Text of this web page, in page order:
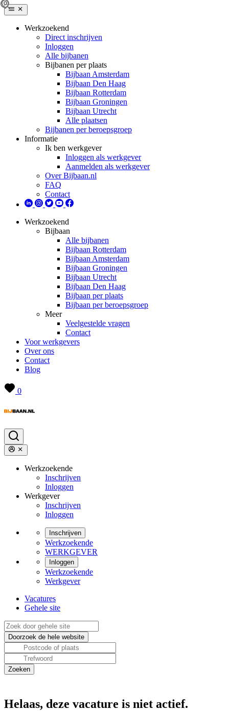
Werkzoekend
Direct inschrijven
Inloggen
Alle bijbanen
Bijbanen per plaats
Bijbaan Amsterdam
Bijbaan Den Haag
Bijbaan Rotterdam
Bijbaan Groningen
Bijbaan Utrecht
Alle plaatsen
Bijbanen per beroepsgroep
Informatie
Ik ben werkgever
Inloggen als werkgever
Aanmelden als werkgever
Over Bijbaan.nl
FAQ
Contact
Werkzoekend
Bijbaan
Alle bijbanen
Bijbaan Rotterdam
Bijbaan Amsterdam
Bijbaan Groningen
Bijbaan Utrecht
Bijbaan Den Haag
Bijbaan per plaats
Bijbaan per beroepsgroep
Meer
Veelgestelde vragen
Contact
Voor werkgevers
Over ons
Contact
Blog
0
Werkzoekende
Inschrijven
Inloggen
Werkgever
Inschrijven
Inloggen
Inschrijven
Werkzoekende
WERKGEVER
Inloggen
Werkzoekende
Werkgever
Vacatures
Gehele site
Helaas, deze vacature is niet actief.